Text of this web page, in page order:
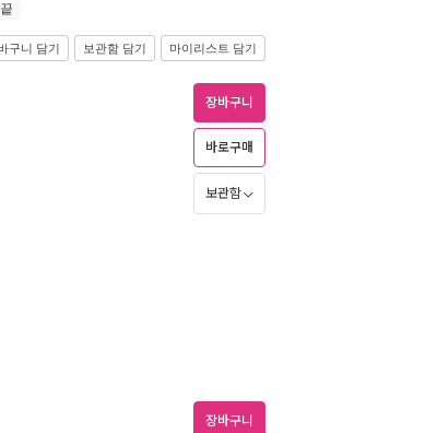
끝
구니 담기 보관함 담기 마이리스트 담기
장바구니
바로구매
보관함
장바구니